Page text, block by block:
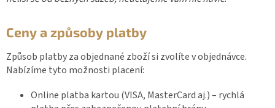
Ceny a způsoby platby
Způsob platby za objednané zboží si zvolíte v objednávce.
Nabízíme tyto možnosti placení:
Online platba kartou (VISA, MasterCard aj.) – rychlá